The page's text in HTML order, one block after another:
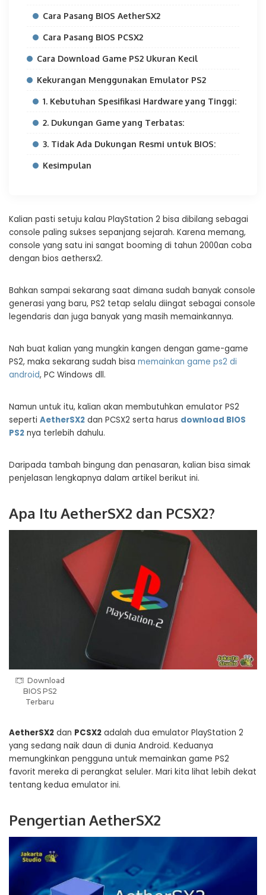
Cara Pasang BIOS AetherSX2
Cara Pasang BIOS PCSX2
Cara Download Game PS2 Ukuran Kecil
Kekurangan Menggunakan Emulator PS2
1. Kebutuhan Spesifikasi Hardware yang Tinggi:
2. Dukungan Game yang Terbatas:
3. Tidak Ada Dukungan Resmi untuk BIOS:
Kesimpulan
Kalian pasti setuju kalau PlayStation 2 bisa dibilang sebagai
console paling sukses sepanjang sejarah. Karena memang,
console yang satu ini sangat booming di tahun 2000an coba
dengan bios aethersx2.
Bahkan sampai sekarang saat dimana sudah banyak console
generasi yang baru, PS2 tetap selalu diingat sebagai console
legendaris dan juga banyak yang masih memainkannya.
Nah buat kalian yang mungkin kangen dengan game-game
PS2, maka sekarang sudah bisa memainkan game ps2 di
android, PC Windows dll.
Namun untuk itu, kalian akan membutuhkan emulator PS2
seperti AetherSX2 dan PCSX2 serta harus download BIOS
PS2 nya terlebih dahulu.
Daripada tambah bingung dan penasaran, kalian bisa simak
penjelasan lengkapnya dalam artikel berikut ini.
Apa Itu AetherSX2 dan PCSX2?
Download
BIOS PS2
Terbaru
AetherSX2 dan PCSX2 adalah dua emulator PlayStation 2
yang sedang naik daun di dunia Android. Keduanya
memungkinkan pengguna untuk memainkan game PS2
favorit mereka di perangkat seluler. Mari kita lihat lebih dekat
tentang kedua emulator ini.
Pengertian AetherSX2